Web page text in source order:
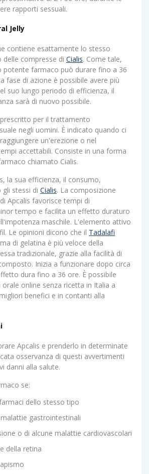
rapporti sessuali.
Jelly
contiene esattamente lo stesso
compresse di Cialis. Come tale,
potente farmaco può durare fino a 36
fase di azione è possibile avere più
suo lungo periodo di efficienza, il
sarà di nuovo possibile.
prescritto per il trattamento
negli uomini. È indicato quando ci
un'erezione o nel
accettabili. Consiste in una forma
chiamato Cialis.
la sua efficienza, il consumo,
gli stessi di Cialis. La composizione
Apcalis favorisce tempi di
tempo e facilita un effetto duraturo
maschile. L'elemento attivo
Le opinioni dicono che il Tadalafi
di gelatina è più veloce della
tradizionale, grazie alla facilità di
Inizia a funzionare dopo circa
dura fino a 36 ore. È possibile
online senza ricetta in Italia a
benefici e in contanti alla
Apcalis e prenderlo in determinate
osservanza di questi avvertimenti
danni alla salute.
se:
dello stesso tipo
gastrointestinali
o di alcune malattie cardiovascolari
della retina